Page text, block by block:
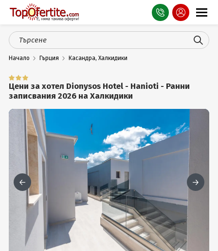
Оферти
СПА
Планина
Чужбина
Празници
Турция
Гърция
Услуги
Вход
Начало Гърция Касандра, Халкидики
Цени за хотел Dionysos Hotel - Hanioti - Ранни
записвания 2026 на Халкидики